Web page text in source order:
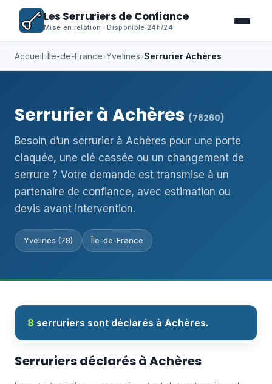
Les Serruriers de Confiance
Mise en relation · Disponible 24h/24
Accueil›Île-de-France›Yvelines›Serrurier Achères
Serrurier à Achères (78260)
Besoin d’un serrurier à Achères pour une porte
claquée, une clé cassée ou un changement de
serrure ? Votre demande est transmise à un
partenaire de confiance, avec estimation ou
devis avant intervention.
Yvelines (78) Île-de-France
8 serruriers sont déclarés à Achères.
Serruriers déclarés à Achères